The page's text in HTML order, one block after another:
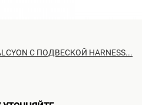
С ПОДВЕСКОЙ HARNESS...